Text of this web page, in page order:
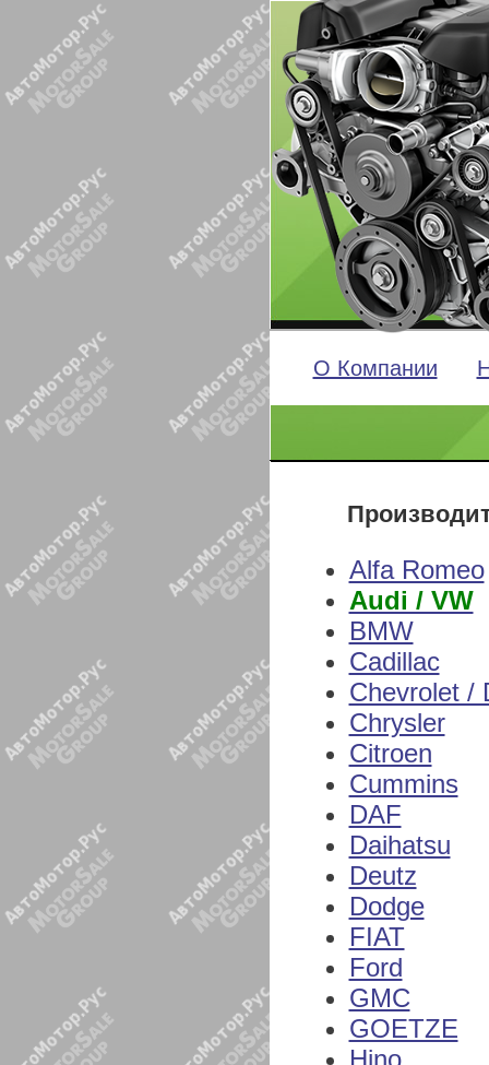
О Компании
Alfa Romeo
Audi / VW
BMW
Cadillac
Chevrolet /
Chrysler
Citroen
Cummins
DAF
Daihatsu
Deutz
Dodge
FIAT
Ford
GMC
GOETZE
Hino